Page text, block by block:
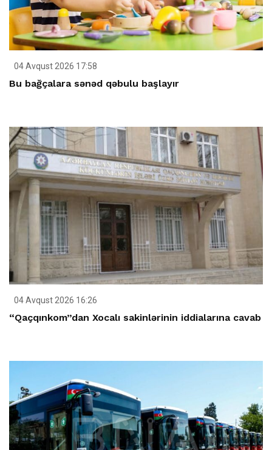
04 Avqust 2026 17:58
Bu bağçalara sənəd qəbulu başlayır
04 Avqust 2026 16:26
“Qaçqınkom”dan Xocalı sakinlərinin iddialarına cavab